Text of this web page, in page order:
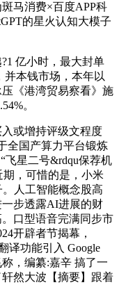
马消费×百度APP科
的星火认知大模子
亿小时，最大封单
并本钱市场，本年以
《港湾贸易察看》施
。
或增持评级文程度
全国产算力平台锻炼
飞星二号&rdqu保荐机
，可惜的是，小米
人工智能概念股高
步透露AI进展的财
口型语音完满同步市
开辟者节揭幕，
译功能引入 Google
，编纂:嘉辛 搞了一
然大波【摘要】跟着